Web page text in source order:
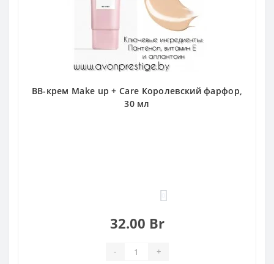
BB-крем Make up + Care Королевский фарфор,
30 мл
32.00 Br
- +